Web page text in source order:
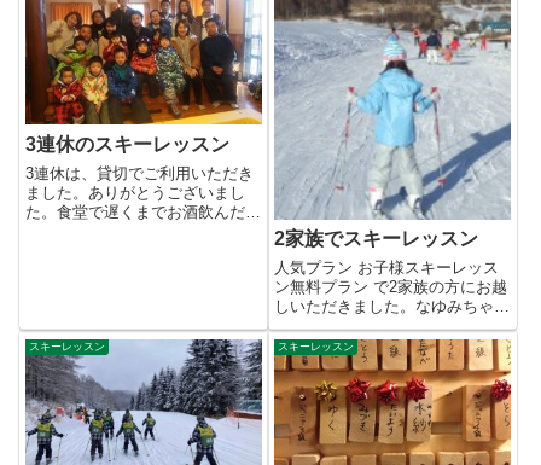
3連休のスキーレッスン
3連休は、貸切でご利用いただき
ました。ありがとうございまし
た。食堂で遅くまでお酒飲んだ
2家族でスキーレッスン
人気プラン お子様スキーレッス
ン無料プラン で2家族の方にお越
しいただきました。なゆみちゃん
（小1）、こうき君（5才）、...
スキーレッスン スキーレッスン